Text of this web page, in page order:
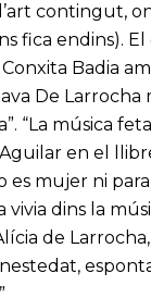
contingut,
fica endins).
Badia
De
“La música
en el
es mujer ni
vivia dins la
de